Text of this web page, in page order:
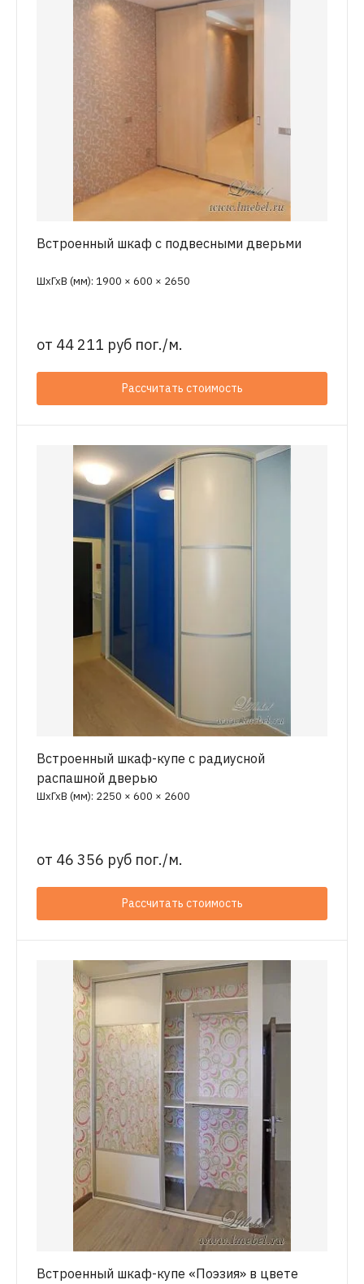
Встроенный шкаф с подвесными дверьми
ШхГхВ (мм): 1900 × 600 × 2650
от 44 211 руб пог./м.
Рассчитать стоимость
Встроенный шкаф-купе с радиусной
распашной дверью
ШхГхВ (мм): 2250 × 600 × 2600
от 46 356 руб пог./м.
Рассчитать стоимость
Встроенный шкаф-купе «Поэзия» в цвете